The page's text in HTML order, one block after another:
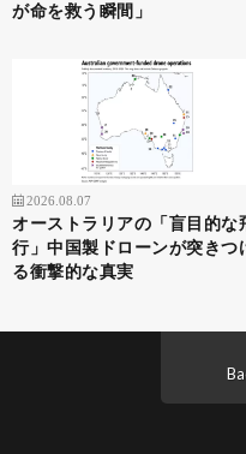
が命を救う瞬間」
2026.08.07
オーストラリアの「盲目的な
行」中国製ドローンが突きつ
る衝撃的な真実